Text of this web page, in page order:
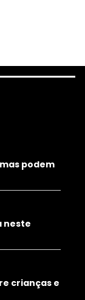
podem
neste
crianças e